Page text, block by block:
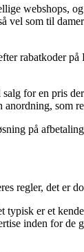
webshops,
vel som til
rabatkoder
for en pris
som
på
regler, det er
er et
inden for